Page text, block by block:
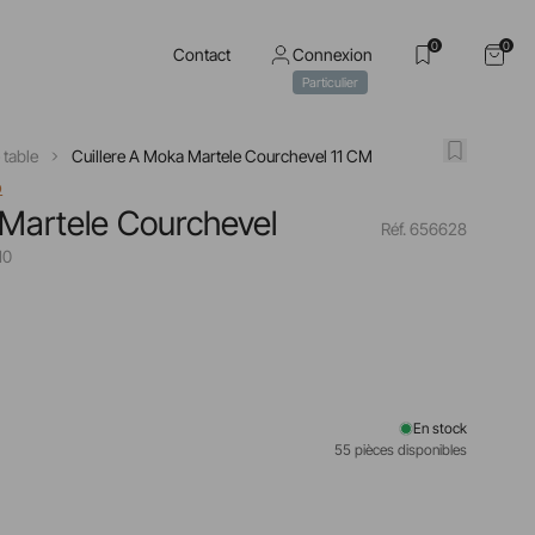
Contact Connexion
Particulier
0 0
Cuillere A Moka Martele Courchevel 11 CM
Courchevel Réf. 656628
En stock
55 pièces disponibles